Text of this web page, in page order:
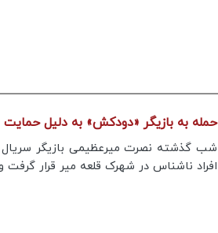
حمله به بازیگر «دودکش» به دلیل حمایت
شب گذشته نصرت میرعظیمی بازیگر
افراد ناشناس در شهرک قلعه میر قرار